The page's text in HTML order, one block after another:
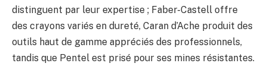
distinguent par leur expertise ; Faber-Castell offre
des crayons variés en dureté, Caran d’Ache produit des
outils haut de gamme appréciés des professionnels,
tandis que Pentel est prisé pour ses mines résistantes.